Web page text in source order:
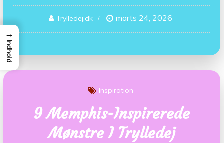
Trylledej.dk marts 24, 2026
Inspiration
9 Memphis-Inspirerede
Mønstre I Trylledej
→
Indhold